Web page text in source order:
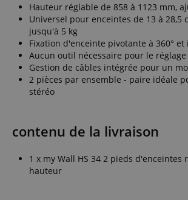
Hauteur réglable de 858 à 1123 mm,
Universel pour enceintes de 13 à 28,5
jusqu'à 5 kg
Fixation d'enceinte pivotante à 360° et
Aucun outil nécessaire pour le réglage
Gestion de câbles intégrée pour un
2 pièces par ensemble - paire idéale
stéréo
contenu de la livraison
1 x my Wall HS 34 2 pieds d'enceintes
hauteur